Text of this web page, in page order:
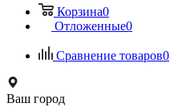
Корзина0
Отложенные0
Сравнение товаров0
Ваш город